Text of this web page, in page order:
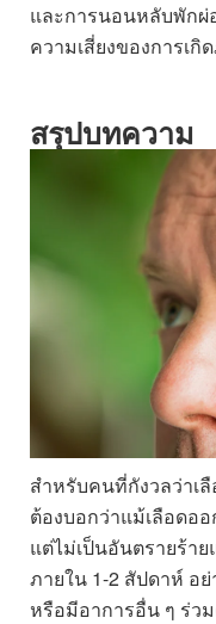
และการนอนหลับพักผ่
ความเสี่ยงของการเกิ
สรุปบทความ
สำหรับคนที่กังวลว่าเ
ต้องบอกว่าแม้เลือดอ
แต่ไม่เป็นอันตรายร้าย
ภายใน 1-2 สัปดาห์ อ
หรือมีอาการอื่น ๆ ร่ว